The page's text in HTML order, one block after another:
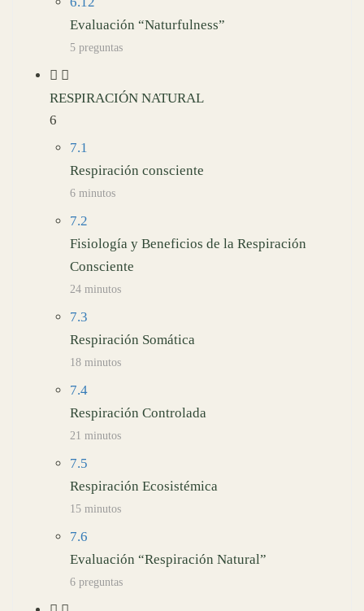
Evaluación “Naturfulness”
5 preguntas
RESPIRACIÓN NATURAL
6
7.1
Respiración consciente
6 minutos
7.2
Fisiología y Beneficios de la Respiración
Consciente
24 minutos
7.3
Respiración Somática
18 minutos
7.4
Respiración Controlada
21 minutos
7.5
Respiración Ecosistémica
15 minutos
7.6
Evaluación “Respiración Natural”
6 preguntas